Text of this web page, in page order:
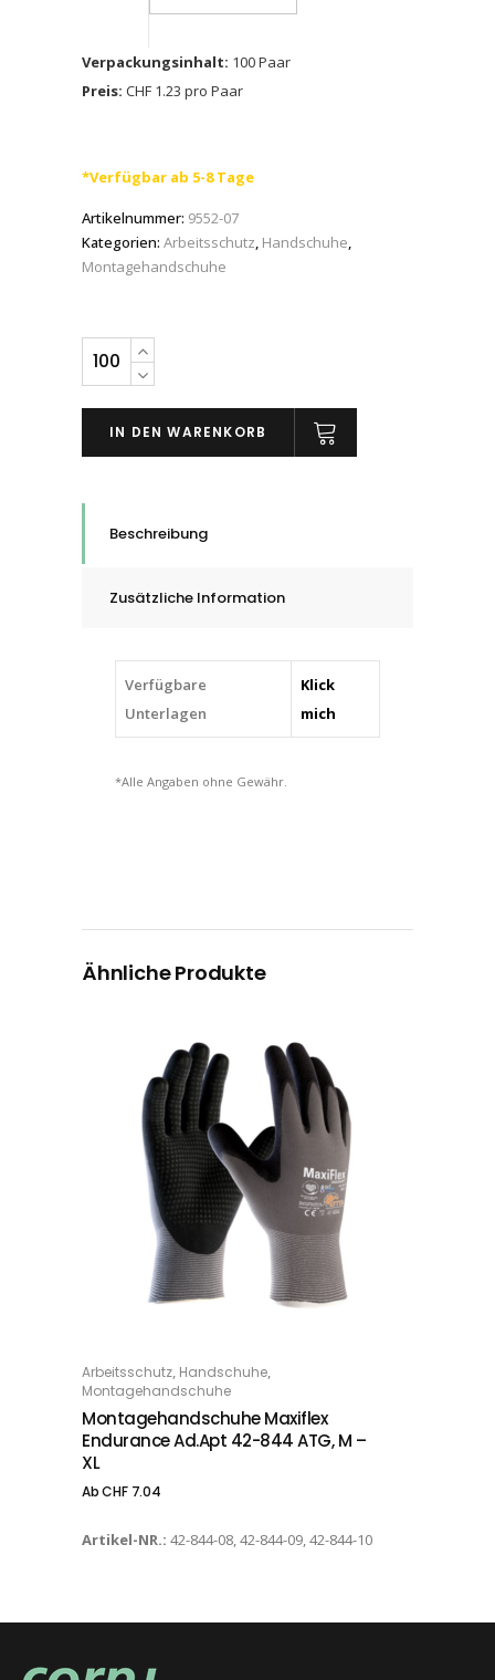
Verpackungsinhalt: 100 Paar
Preis: CHF 1.23 pro Paar
*Verfügbar ab 5-8 Tage
Artikelnummer: 9552-07
Kategorien: Arbeitsschutz, Handschuhe,
Montagehandschuhe
Schutzhandschuhe
POLYTEC
IN DEN WARENKORB
Beschreibung
Zusätzliche Information
Verfügbare
Unterlagen
Klick
mich
*Alle Angaben ohne Gewähr.
Ähnliche Produkte
OPTIONS
Arbeitsschutz, Handschuhe,
Montagehandschuhe
Montagehandschuhe Maxiflex
Endurance Ad.Apt 42-844 ATG, M –
XL
AbCHF7.04
Artikel-NR.: 42-844-08, 42-844-09, 42-844-10